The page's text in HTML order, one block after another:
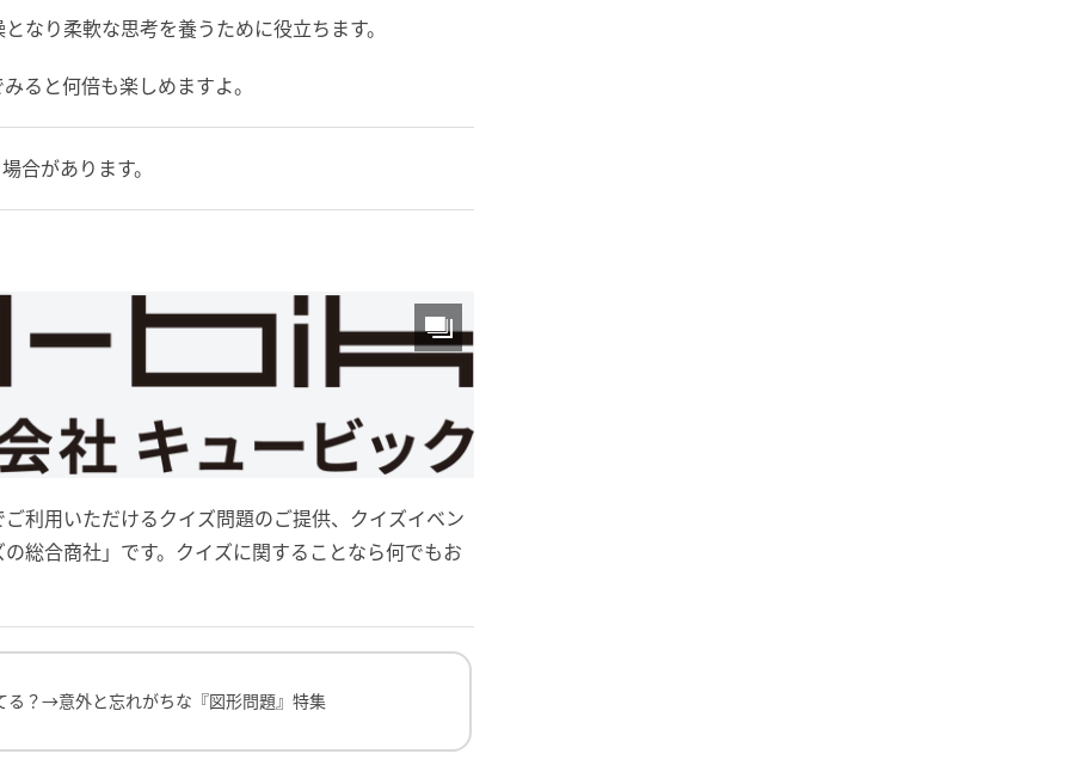
なり柔軟な思考を養うために役立ちます。
ると何倍も楽しめますよ。
合があります。
利用いただけるクイズ問題のご提供、クイズイベン
総合商社」です。クイズに関することなら何でもお
る？→意外と忘れがちな『図形問題』特集